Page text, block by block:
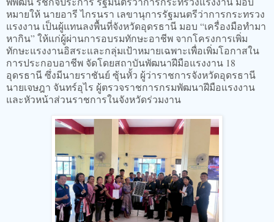
หมายให้ นายอารี ไกรนรา เลขานุการรัฐมนตรีว่าการกระทรวง
แรงงาน เป็นผู้แทนลงพื้นที่จังหวัดอุดรธานี มอบ “เครื่องมือทำมา
หากิน” ให้แก่ผู้ผ่านการอบรมทักษะอาชีพ จากโครงการเพิ่ม
ทักษะแรงงานอิสระและกลุ่มเป้าหมายเฉพาะเพื่อเพิ่มโอกาสใน
การประกอบอาชีพ จัดโดยสถาบันพัฒนาฝีมือแรงงาน 18
อุดรธานี ซึ่งมีนายราชันย์ ซุ้นหั้ว ผู้ว่าราชการจังหวัดอุดรธานี
นายเจษฎา จันทร์อุไร ผู้ตรวจราชการกรมพัฒนาฝีมือแรงงาน
และหัวหน้าส่วนราชการในจังหวัดร่วมงาน